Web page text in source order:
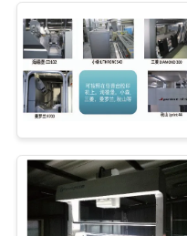
PRIVACY
POLICY